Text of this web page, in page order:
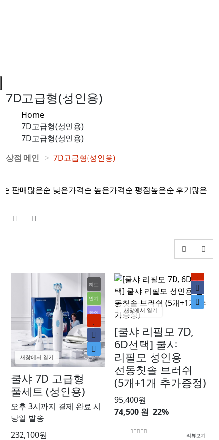
7D고급형(성인용)
Home
7D고급형(성인용)
7D고급형(성인용)
상점 메인
7D고급형(성인용)
판매많은순 낮은가격순 높은가격순 평점높은순 후기많은
히트
인기
할인
새창에서 열기
쿨샤 7D 고급형
풀세트 (성인용)
오후 3시까지 결제 완료 시
당일 발송
232,100원
신상
새창에서 열기
[쿨샤 리필모 7D,
6D선택] 쿨샤
리필모 성인용
전동칫솔 브러쉬
(5개+1개 추가증정)
95,400원
74,500 원 22%
리뷰보기